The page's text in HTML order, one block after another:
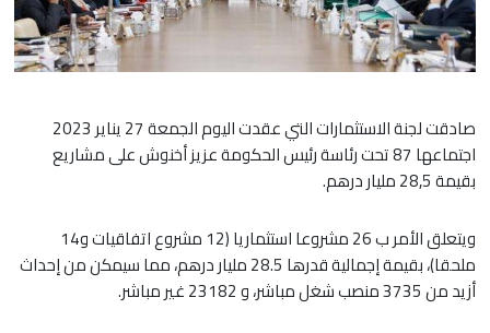
صادقت لجنة الاستثمارات التي عقدت اليوم الجمعة 27 يناير 2023
اجتماعها 87 تحت رئاسة رئيس الحكومة عزيز أخنوش على مشاريع
بقيمة 28,5 مليار درهم.
ويتعلق الأمر ب 26 مشروعا استثماريا (12 مشروع اتفاقيات و14
ملحقا)، بقيمة إجمالية قدرها 28.5 مليار درهم، مما سيمكن من إحداث
أزيد من 3735 منصب شغل مباشر، و 23182 غير مباشر.